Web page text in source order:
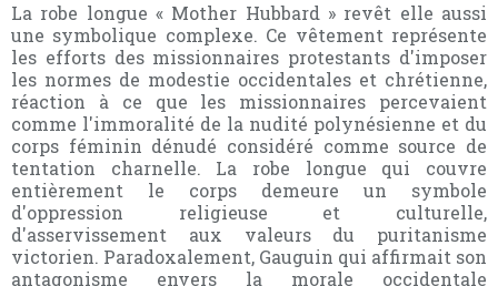
La robe longue « Mother Hubbard » revêt elle aussi
une symbolique complexe. Ce vêtement représente
les efforts des missionnaires protestants d'imposer
les normes de modestie occidentales et chrétienne,
réaction à ce que les missionnaires percevaient
comme l'immoralité de la nudité polynésienne et du
corps féminin dénudé considéré comme source de
tentation charnelle. La robe longue qui couvre
entièrement le corps demeure un symbole
d'oppression religieuse et culturelle,
d'asservissement aux valeurs du puritanisme
victorien. Paradoxalement, Gauguin qui affirmait son
antagonisme envers la morale occidentale